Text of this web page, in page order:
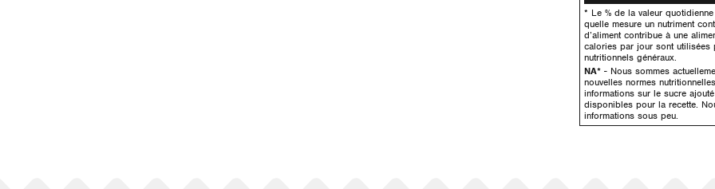
* Le % de la valeur
quelle mesure un nutriment
d’aliment contribue à une
calories par jour sont utilisées
nutritionnels généraux.
NA* - Nous sommes
nouvelles normes
informations sur le sucre
disponibles pour la recette.
informations sous peu.